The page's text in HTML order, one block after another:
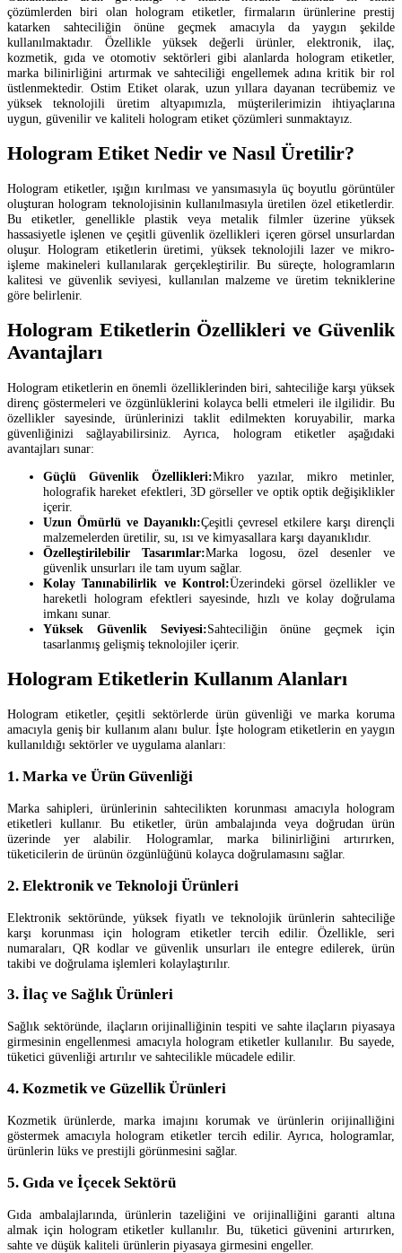
çözümlerden biri olan hologram etiketler, firmaların ürünlerine prestij
katarken sahteciliğin önüne geçmek amacıyla da yaygın şekilde
kullanılmaktadır. Özellikle yüksek değerli ürünler, elektronik, ilaç,
kozmetik, gıda ve otomotiv sektörleri gibi alanlarda hologram etiketler,
marka bilinirliğini artırmak ve sahteciliği engellemek adına kritik bir rol
üstlenmektedir. Ostim Etiket olarak, uzun yıllara dayanan tecrübemiz ve
yüksek teknolojili üretim altyapımızla, müşterilerimizin ihtiyaçlarına
uygun, güvenilir ve kaliteli hologram etiket çözümleri sunmaktayız.
Hologram Etiket Nedir ve Nasıl Üretilir?
Hologram etiketler, ışığın kırılması ve yansımasıyla üç boyutlu görüntüler
oluşturan hologram teknolojisinin kullanılmasıyla üretilen özel etiketlerdir.
Bu etiketler, genellikle plastik veya metalik filmler üzerine yüksek
hassasiyetle işlenen ve çeşitli güvenlik özellikleri içeren görsel unsurlardan
oluşur. Hologram etiketlerin üretimi, yüksek teknolojili lazer ve mikro-
işleme makineleri kullanılarak gerçekleştirilir. Bu süreçte, hologramların
kalitesi ve güvenlik seviyesi, kullanılan malzeme ve üretim tekniklerine
göre belirlenir.
Hologram Etiketlerin Özellikleri ve Güvenlik
Avantajları
Hologram etiketlerin en önemli özelliklerinden biri, sahteciliğe karşı yüksek
direnç göstermeleri ve özgünlüklerini kolayca belli etmeleri ile ilgilidir. Bu
özellikler sayesinde, ürünlerinizi taklit edilmekten koruyabilir, marka
güvenliğinizi sağlayabilirsiniz. Ayrıca, hologram etiketler aşağıdaki
avantajları sunar:
Güçlü Güvenlik Özellikleri:Mikro yazılar, mikro metinler,
holografik hareket efektleri, 3D görseller ve optik optik değişiklikler
içerir.
Uzun Ömürlü ve Dayanıklı:Çeşitli çevresel etkilere karşı dirençli
malzemelerden üretilir, su, ısı ve kimyasallara karşı dayanıklıdır.
Özelleştirilebilir Tasarımlar:Marka logosu, özel desenler ve
güvenlik unsurları ile tam uyum sağlar.
Kolay Tanınabilirlik ve Kontrol:Üzerindeki görsel özellikler ve
hareketli hologram efektleri sayesinde, hızlı ve kolay doğrulama
imkanı sunar.
Yüksek Güvenlik Seviyesi:Sahteciliğin önüne geçmek için
tasarlanmış gelişmiş teknolojiler içerir.
Hologram Etiketlerin Kullanım Alanları
Hologram etiketler, çeşitli sektörlerde ürün güvenliği ve marka koruma
amacıyla geniş bir kullanım alanı bulur. İşte hologram etiketlerin en yaygın
kullanıldığı sektörler ve uygulama alanları:
1. Marka ve Ürün Güvenliği
Marka sahipleri, ürünlerinin sahtecilikten korunması amacıyla hologram
etiketleri kullanır. Bu etiketler, ürün ambalajında veya doğrudan ürün
üzerinde yer alabilir. Hologramlar, marka bilinirliğini artırırken,
tüketicilerin de ürünün özgünlüğünü kolayca doğrulamasını sağlar.
2. Elektronik ve Teknoloji Ürünleri
Elektronik sektöründe, yüksek fiyatlı ve teknolojik ürünlerin sahteciliğe
karşı korunması için hologram etiketler tercih edilir. Özellikle, seri
numaraları, QR kodlar ve güvenlik unsurları ile entegre edilerek, ürün
takibi ve doğrulama işlemleri kolaylaştırılır.
3. İlaç ve Sağlık Ürünleri
Sağlık sektöründe, ilaçların orijinalliğinin tespiti ve sahte ilaçların piyasaya
girmesinin engellenmesi amacıyla hologram etiketler kullanılır. Bu sayede,
tüketici güvenliği artırılır ve sahtecilikle mücadele edilir.
4. Kozmetik ve Güzellik Ürünleri
Kozmetik ürünlerde, marka imajını korumak ve ürünlerin orijinalliğini
göstermek amacıyla hologram etiketler tercih edilir. Ayrıca, hologramlar,
ürünlerin lüks ve prestijli görünmesini sağlar.
5. Gıda ve İçecek Sektörü
Gıda ambalajlarında, ürünlerin tazeliğini ve orijinalliğini garanti altına
almak için hologram etiketler kullanılır. Bu, tüketici güvenini artırırken,
sahte ve düşük kaliteli ürünlerin piyasaya girmesini engeller.